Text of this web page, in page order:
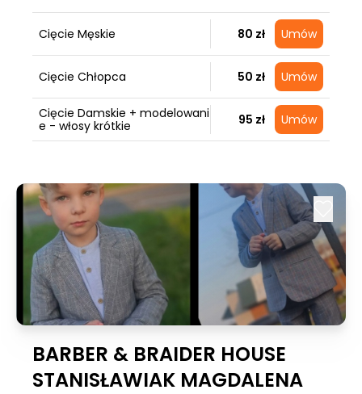
Cięcie Męskie 80 zł Umów
Cięcie Chłopca 50 zł Umów
Cięcie Damskie + modelowani
e - włosy krótkie
95 zł Umów
BARBER & BRAIDER HOUSE
STANISŁAWIAK MAGDALENA